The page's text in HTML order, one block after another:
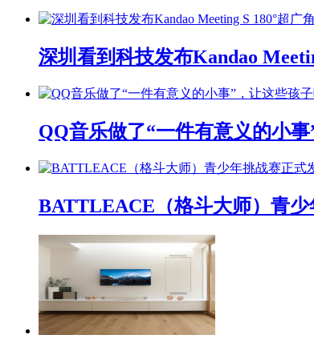
深圳看到科技发布Kandao
QQ音乐做了“一件有意义的小
BATTLEACE（格斗大师）青